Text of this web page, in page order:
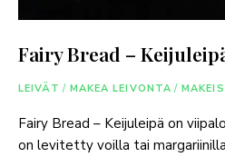
Fairy Bread –
LEIVÄT / MAKEA LEIVONTA /
Fairy Bread – Keijuleipä on
on levitetty voilla tai